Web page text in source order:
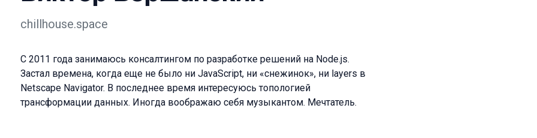
chillhouse.space
С 2011 года занимаюсь консалтингом по разработке решений на Node.js.
Застал времена, когда еще не было ни JavaScript, ни «снежинок», ни layers в
Netscape Navigator. В последнее время интересуюсь топологией
трансформации данных. Иногда воображаю себя музыкантом. Мечтатель.